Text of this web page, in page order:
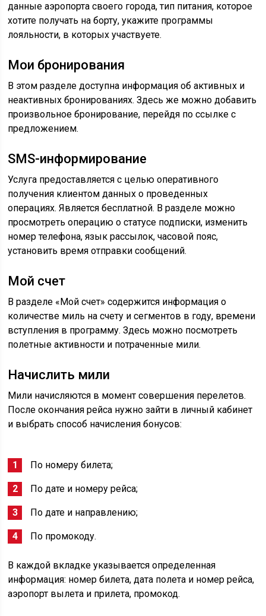
данные аэропорта своего города, тип питания, которое
хотите получать на борту, укажите программы
лояльности, в которых участвуете.
Мои бронирования
В этом разделе доступна информация об активных и
неактивных бронированиях. Здесь же можно добавить
произвольное бронирование, перейдя по ссылке с
предложением.
SMS-информирование
Услуга предоставляется с целью оперативного
получения клиентом данных о проведенных
операциях. Является бесплатной. В разделе можно
просмотреть операцию о статусе подписки, изменить
номер телефона, язык рассылок, часовой пояс,
установить время отправки сообщений.
Мой счет
В разделе «Мой счет» содержится информация о
количестве миль на счету и сегментов в году, времени
вступления в программу. Здесь можно посмотреть
полетные активности и потраченные мили.
Начислить мили
Мили начисляются в момент совершения перелетов.
После окончания рейса нужно зайти в личный кабинет
и выбрать способ начисления бонусов:
По номеру билета;
По дате и номеру рейса;
По дате и направлению;
По промокоду.
В каждой вкладке указывается определенная
информация: номер билета, дата полета и номер рейса,
аэропорт вылета и прилета, промокод.